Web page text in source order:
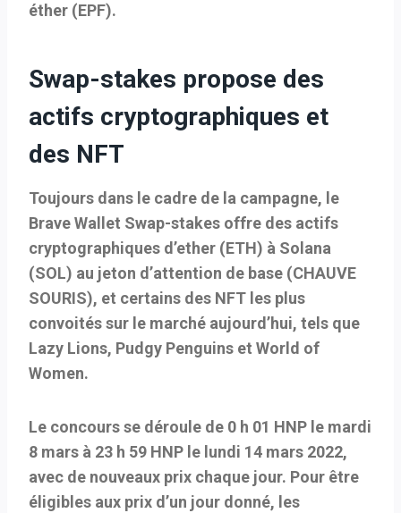
éther (EPF).
Swap-stakes propose des
actifs cryptographiques et
des NFT
Toujours dans le cadre de la campagne, le
Brave Wallet Swap-stakes offre des actifs
cryptographiques d’ether (ETH) à Solana
(SOL) au jeton d’attention de base (CHAUVE
SOURIS), et certains des NFT les plus
convoités sur le marché aujourd’hui, tels que
Lazy Lions, Pudgy Penguins et World of
Women.
Le concours se déroule de 0 h 01 HNP le mardi
8 mars à 23 h 59 HNP le lundi 14 mars 2022,
avec de nouveaux prix chaque jour. Pour être
éligibles aux prix d’un jour donné, les